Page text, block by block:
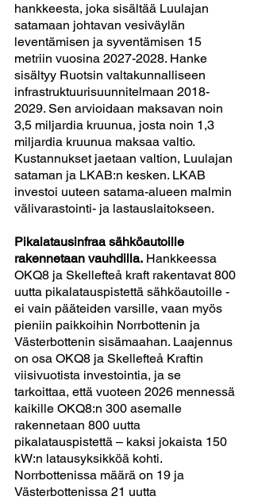
hankkeesta, joka sisältää Luulajan
satamaan johtavan vesiväylän
leventämisen ja syventämisen 15
metriin vuosina 2027-2028. Hanke
sisältyy Ruotsin valtakunnalliseen
infrastruktuurisuunnitelmaan 2018-
2029. Sen arvioidaan maksavan noin
3,5 miljardia kruunua, josta noin 1,3
miljardia kruunua maksaa valtio.
Kustannukset jaetaan valtion, Luulajan
sataman ja LKAB:n kesken. LKAB
investoi uuteen satama-alueen malmin
välivarastointi- ja lastauslaitokseen.
Pikalatausinfraa sähköautoille
rakennetaan vauhdilla. Hankkeessa
OKQ8 ja Skellefteå kraft rakentavat 800
uutta pikalatauspistettä sähköautoille -
ei vain pääteiden varsille, vaan myös
pieniin paikkoihin Norrbottenin ja
Västerbottenin sisämaahan. Laajennus
on osa OKQ8 ja Skellefteå Kraftin
viisivuotista investointia, ja se
tarkoittaa, että vuoteen 2026 mennessä
kaikille OKQ8:n 300 asemalle
rakennetaan 800 uutta
pikalatauspistettä – kaksi jokaista 150
kW:n latausyksikköä kohti.
Norrbottenissa määrä on 19 ja
Västerbottenissa 21 uutta